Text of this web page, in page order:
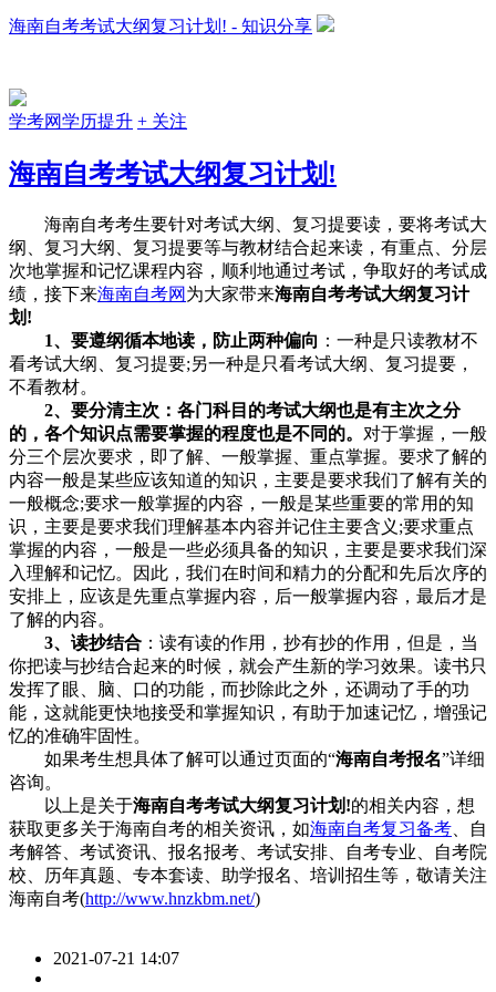
海南自考考试大纲复习计划! - 知识分享
学考网学历提升 + 关注
海南自考考试大纲复习计划!
海南自考考生要针对考试大纲、复习提要读，要将考试大
纲、复习大纲、复习提要等与教材结合起来读，有重点、分层
次地掌握和记忆课程内容，顺利地通过考试，争取好的考试成
绩，接下来海南自考网 为大家带来海南自考考试大纲复习计
划!
1、要遵纲循本地读，防止两种偏向 ：一种是只读教材不
看考试大纲、复习提要;另一种是只看考试大纲、复习提要，
不看教材。
2、要分清主次：各门科目的考试大纲也是有主次之分
的，各个知识点需要掌握的程度也是不同的。 对于掌握，一般
分三个层次要求，即了解、一般掌握、重点掌握。要求了解的
内容一般是某些应该知道的知识，主要是要求我们了解有关的
一般概念;要求一般掌握的内容，一般是某些重要的常用的知
识，主要是要求我们理解基本内容并记住主要含义;要求重点
掌握的内容，一般是一些必须具备的知识，主要是要求我们深
入理解和记忆。因此，我们在时间和精力的分配和先后次序的
安排上，应该是先重点掌握内容，后一般掌握内容，最后才是
了解的内容。
3、读抄结合 ：读有读的作用，抄有抄的作用，但是，当
你把读与抄结合起来的时候，就会产生新的学习效果。读书只
发挥了眼、脑、口的功能，而抄除此之外，还调动了手的功
能，这就能更快地接受和掌握知识，有助于加速记忆，增强记
忆的准确牢固性。
如果考生想具体了解可以通过页面的“海南自考报名”详细
咨询。
以上是关于海南自考考试大纲复习计划!的相关内容，想
获取更多关于海南自考的相关资讯，如海南自考复习备考 、自
考解答、考试资讯、报名报考、考试安排、自考专业、自考院
校、历年真题、专本套读、助学报名、培训招生等，敬请关注
海南自考(http://www.hnzkbm.net/)
2021-07-21 14:07